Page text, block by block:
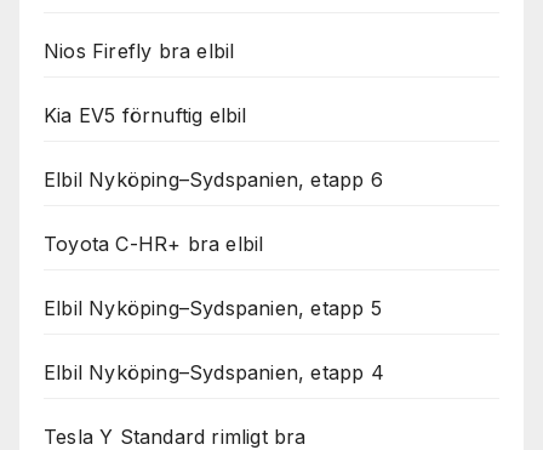
Nios Firefly bra elbil
Kia EV5 förnuftig elbil
Elbil Nyköping–Sydspanien, etapp 6
Toyota C-HR+ bra elbil
Elbil Nyköping–Sydspanien, etapp 5
Elbil Nyköping–Sydspanien, etapp 4
Tesla Y Standard rimligt bra